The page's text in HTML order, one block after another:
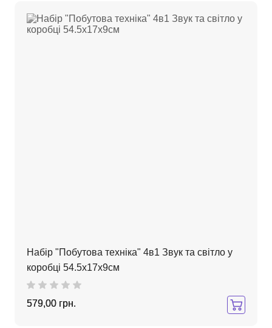
Набір "Побутова техніка" 4в1 Звук та світло у
коробці 54.5х17х9см
579,00 грн.